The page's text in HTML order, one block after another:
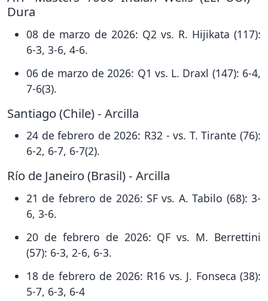
Dura
08 de marzo de 2026: Q2 vs. R. Hijikata (117):
6-3, 3-6, 4-6.
06 de marzo de 2026: Q1 vs. L. Draxl (147): 6-4,
7-6(3).
Santiago (Chile) - Arcilla
24 de febrero de 2026: R32 - vs. T. Tirante (76):
6-2, 6-7, 6-7(2).
Río de Janeiro (Brasil) - Arcilla
21 de febrero de 2026: SF vs. A. Tabilo (68): 3-
6, 3-6.
20 de febrero de 2026: QF vs. M. Berrettini
(57): 6-3, 2-6, 6-3.
18 de febrero de 2026: R16 vs. J. Fonseca (38):
5-7, 6-3, 6-4